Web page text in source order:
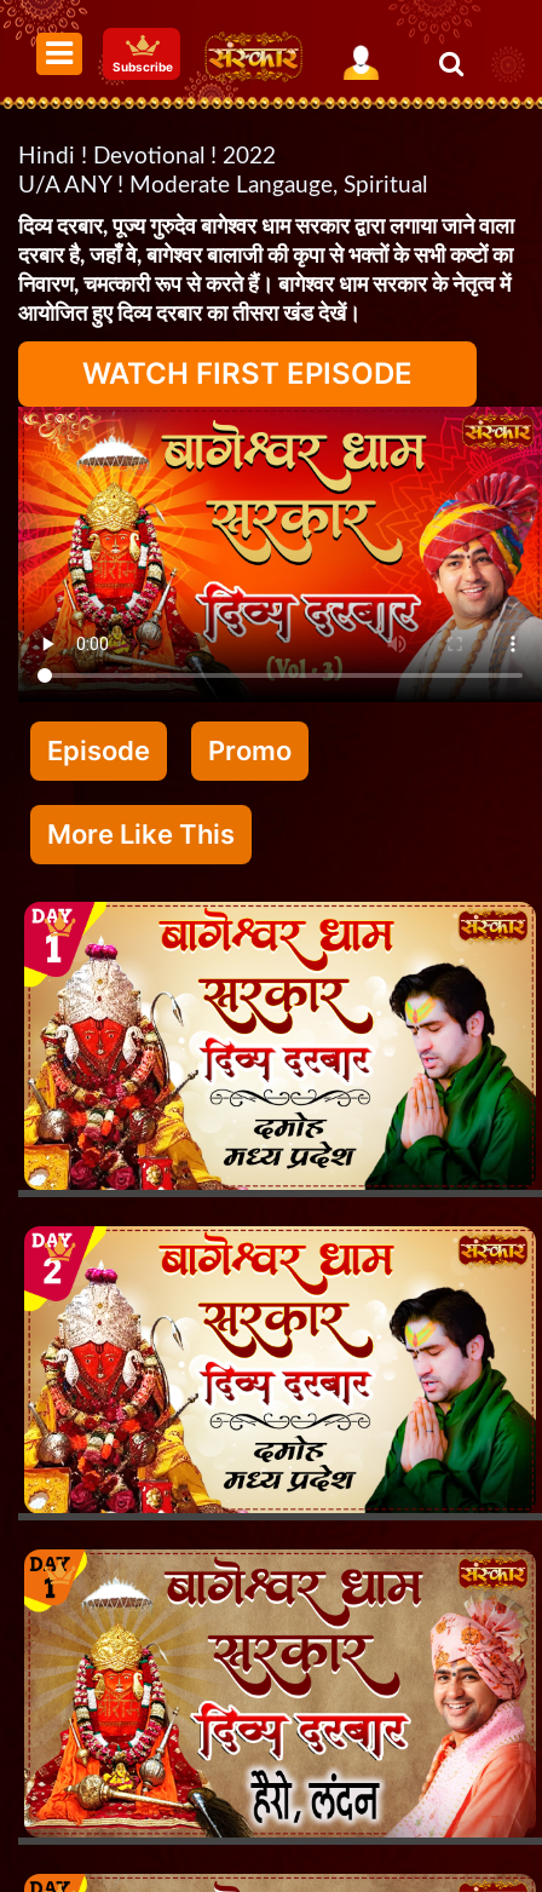
Subscribe
Hindi ! Devotional ! 2022
U/A ANY ! Moderate Langauge, Spiritual
दिव्य दरबार, पूज्य गुरुदेव बागेश्वर धाम सरकार द्वारा लगाया जाने वाला
दरबार है, जहाँ वे, बागेश्वर बालाजी की कृपा से भक्तों के सभी कष्टों का
निवारण, चमत्कारी रूप से करते हैं। बागेश्वर धाम सरकार के नेतृत्व में
आयोजित हुए दिव्य दरबार का तीसरा खंड देखें।
WATCH FIRST EPISODE
Episode Promo
More Like This